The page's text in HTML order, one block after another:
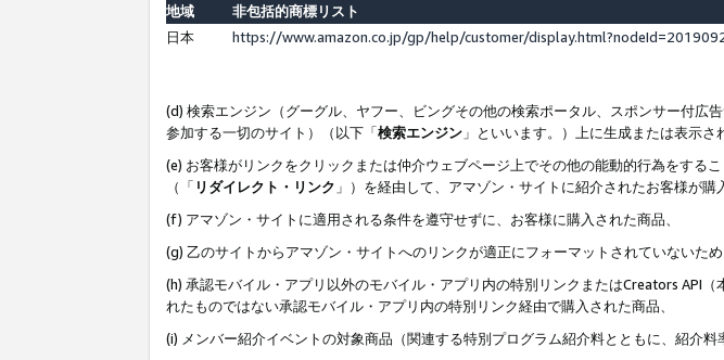
地域
非包括的商標リスト
日本
https://www.amazon.co.jp/gp/help/customer/
(d) 検索エンジン（グーグル、ヤフー、ビングその他の検索ポータル、スポンサー付広
参加する一切のサイト）（以下「検索エンジン 」といいます。）上に生成または表示
(e) お客様がリンクをクリックまたは仲介ウェブページ上でその他の能動的行為をする
（「 リダイレクト・リンク 」）を経由して、アマゾン・サイトに紹介されたお客様が購
(f) アマゾン・サイトに適用される条件を遵守せずに、お客様に購入された商品、
(g) 乙のサイトからアマゾン・サイトへのリンクが適正にフォーマットされていないた
(h) 承認モバイル・アプリ以外のモバイル・アプリ内の特別リンクまたはCreators API
れたものではない承認モバイル・アプリ内の特別リンク経由で購入された商品、
(i) メンバー紹介イベントの対象商品（関連する特別プログラム紹介料とともに、紹介料